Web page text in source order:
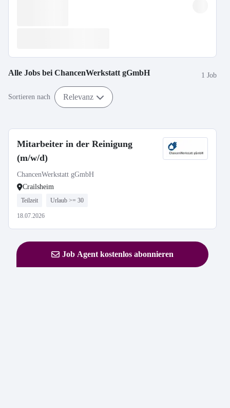
Alle Jobs bei ChancenWerkstatt gGmbH 1 Job
Sortieren nach Relevanz
Mitarbeiter in der Reinigung
(m/w/d)
ChancenWerkstatt gGmbH
Crailsheim
Teilzeit Urlaub >= 30
18.07.2026
Job Agent kostenlos abonnieren